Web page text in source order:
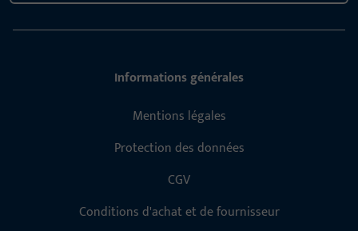
Informations générales
Mentions légales
Protection des données
CGV
Conditions d'achat et de fournisseur